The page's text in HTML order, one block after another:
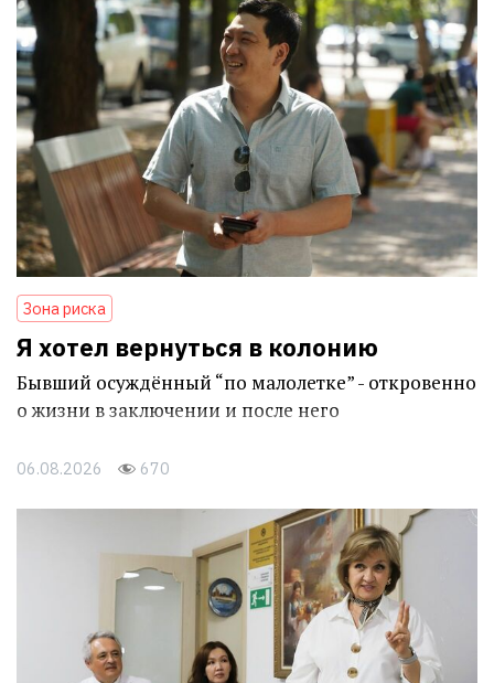
Зона риска
Я хотел вернуться в колонию
Бывший осуждённый “по малолетке” - откровенно
о жизни в заключении и после него
06.08.2026 670